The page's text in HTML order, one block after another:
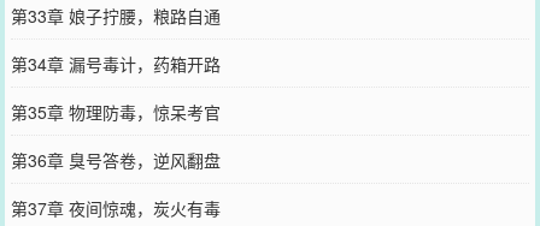
第33章 娘子拧腰，粮路自通
第34章 漏号毒计，药箱开路
第35章 物理防毒，惊呆考官
第36章 臭号答卷，逆风翻盘
第37章 夜间惊魂，炭火有毒